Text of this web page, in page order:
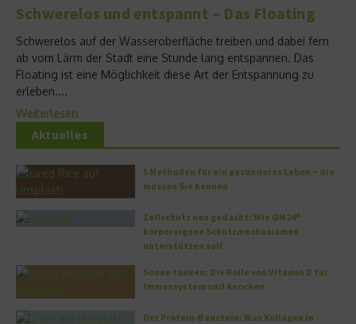
Schwerelos und entspannt – Das Floating
Schwerelos auf der Wasseroberfläche treiben und dabei fern
ab vom Lärm der Stadt eine Stunde lang entspannen. Das
Floating ist eine Möglichkeit diese Art der Entspannung zu
erleben....
Weiterlesen
Aktuelles
5 Methoden für ein gesünderes Leben – die
müssen Sie kennen
Zellschutz neu gedacht: Wie OM24®
körpereigene Schutzmechanismen
unterstützen soll
Sonne tanken: Die Rolle von Vitamin D für
Immunsystem und Knochen
Der Protein-Baustein: Was Kollagen in